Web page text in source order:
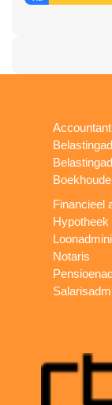
Accountant
Financieel
Hypotheek
Notaris